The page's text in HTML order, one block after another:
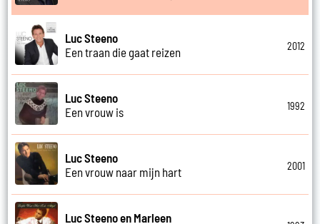
Luc Steeno
Een traan die gaat reizen
2012
Luc Steeno
Een vrouw is
1992
Luc Steeno
Een vrouw naar mijn hart
2001
Luc Steeno en Marleen